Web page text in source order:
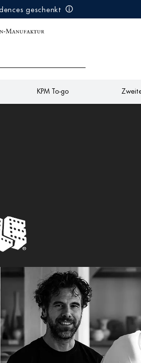
geschenkt
KPM To-go